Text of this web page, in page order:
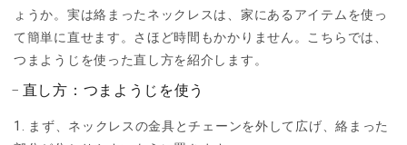
ょうか。実は絡まったネックレスは、家にあるアイテムを使っ
て簡単に直せます。さほど時間もかかりません。こちらでは、
つまようじを使った直し方を紹介します。
直し方：つまようじを使う
1. まず、ネックレスの金具とチェーンを外して広げ、絡まった